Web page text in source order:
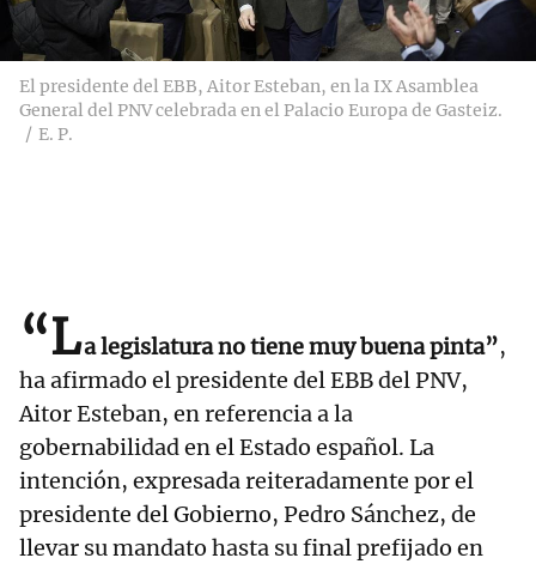
El presidente del EBB, Aitor Esteban, en la IX Asamblea
General del PNV celebrada en el Palacio Europa de Gasteiz.
E. P.
“La legislatura no tiene muy buena pinta”,
ha afirmado el presidente del EBB del PNV,
Aitor Esteban, en referencia a la
gobernabilidad en el Estado español. La
intención, expresada reiteradamente por el
presidente del Gobierno, Pedro Sánchez, de
llevar su mandato hasta su final prefijado en